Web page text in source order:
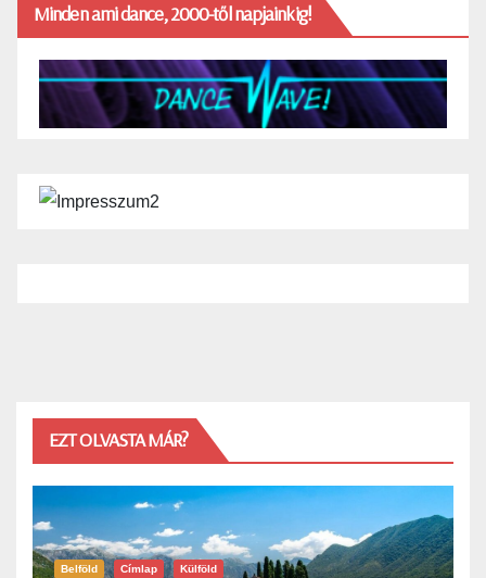
Minden ami dance, 2000-től napjainkig!
EZT OLVASTA MÁR?
Belföld Címlap Külföld